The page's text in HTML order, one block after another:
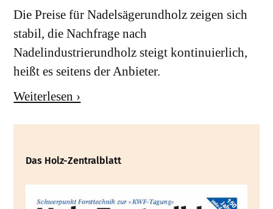
Die Preise für Nadelsägerundholz zeigen sich
stabil, die Nachfrage nach
Nadelindustrierundholz steigt kontinuierlich,
heißt es seitens der Anbieter.
Weiterlesen ›
Das Holz-Zentralblatt